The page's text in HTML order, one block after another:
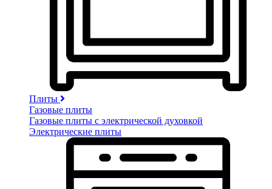
Плиты
Газовые плиты
Газовые плиты с электрической духовкой
Электрические плиты